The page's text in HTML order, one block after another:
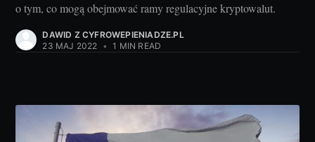
o tym, co mogą obejmować ramy regulacyjne kryptowalut.
DAWID Z CYFROWEPIENIADZE.PL
23 MAJ 2022 • 1 MIN READ